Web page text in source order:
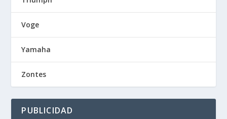
Voge
Yamaha
Zontes
PUBLICIDAD